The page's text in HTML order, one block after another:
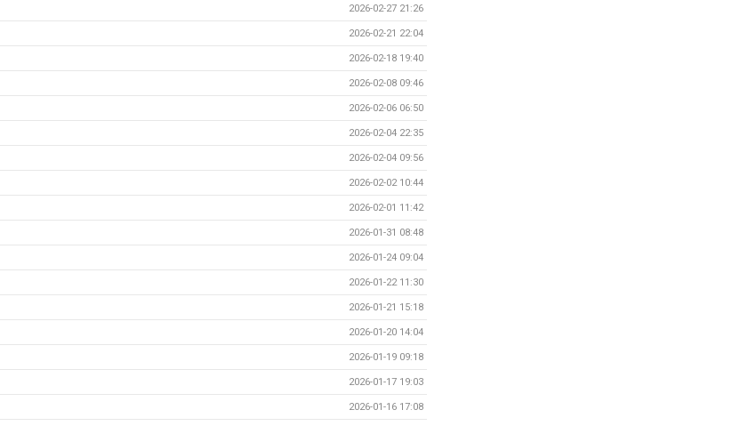
2026-02-27 21:26
2026-02-21 22:04
2026-02-18 19:40
2026-02-08 09:46
2026-02-06 06:50
2026-02-04 22:35
2026-02-04 09:56
2026-02-02 10:44
2026-02-01 11:42
2026-01-31 08:48
2026-01-24 09:04
2026-01-22 11:30
2026-01-21 15:18
2026-01-20 14:04
2026-01-19 09:18
2026-01-17 19:03
2026-01-16 17:08